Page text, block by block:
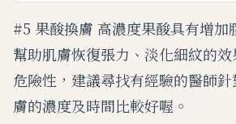
#5 果酸換膚 高濃度果酸具有增加
幫助肌膚恢復張力、淡化細紋的
危險性，建議尋找有經驗的醫師
膚的濃度及時間比較好喔。